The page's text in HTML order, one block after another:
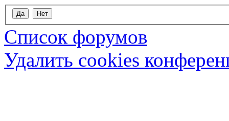
Список форумов
Удалить cookies